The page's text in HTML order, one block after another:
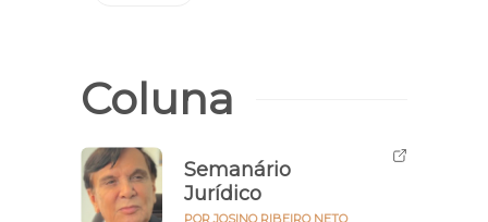
Coluna
Semanário
Jurídico
POR JOSINO RIBEIRO NETO